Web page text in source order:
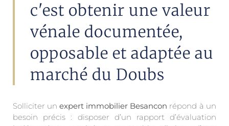
c'est obtenir une valeur
vénale documentée,
opposable et adaptée au
marché du Doubs
Solliciter un expert immobilier Besancon répond à un
besoin précis : disposer d’un rapport d’évaluation